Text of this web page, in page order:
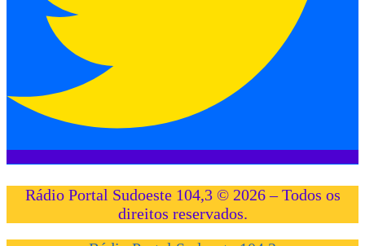
Rádio Portal Sudoeste 104,3 © 2026 – Todos os
direitos reservados.